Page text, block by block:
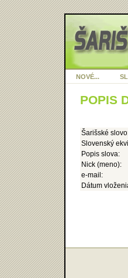
NOVÉ...
POPIS
Šarišské
Slovenský
Popis slova:
Nick (meno):
e-mail:
Dátum